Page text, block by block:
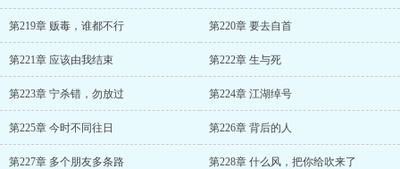
第219章 贩毒，谁都不行 第220章 要去自首
第221章 应该由我结束 第222章 生与死
第223章 宁杀错，勿放过 第224章 江湖绰号
第225章 今时不同往日 第226章 背后的人
第227章 多个朋友多条路 第228章 什么风，把你给吹来了